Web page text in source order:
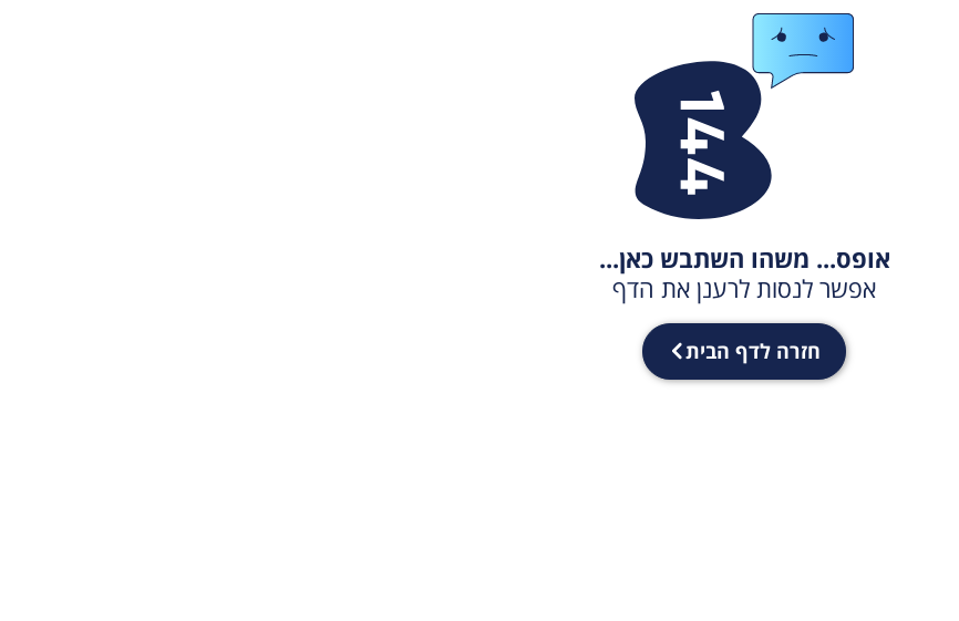
אופס... משהו השתבש כאן...
אפשר לנסות לרענן את הדף
חזרה לדף הבית